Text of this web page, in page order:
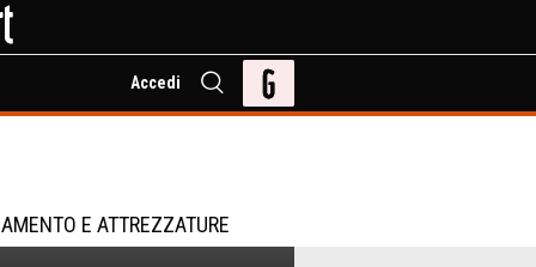
Accedi
E ATTREZZATURE